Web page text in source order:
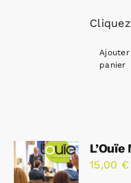
Ajouter
panier
15,00 €